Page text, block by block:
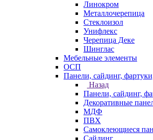
Линокром
Металлочерепица
Стеклоизол
Унифлекс
Черепица Деке
Шинглас
Мебельные элементы
ОСП
Панели, сайдинг,
Назад
Панели, сайдинг,
Декоративные
МДФ
ПВХ
Самоклеющиеся
Сайдинг